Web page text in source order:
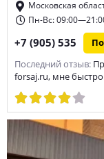
Московская
Пн-Вс:
+7 (905) 535
Последний отзыв:
forsaj.ru, мне